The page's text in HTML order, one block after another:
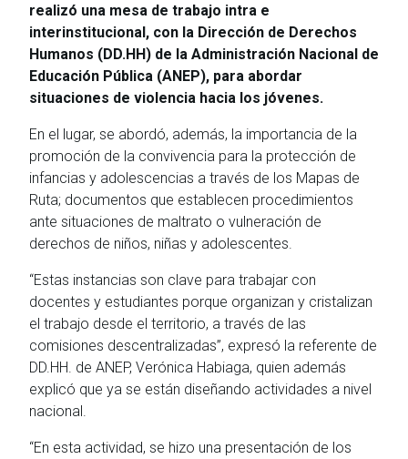
realizó una mesa de trabajo intra e
interinstitucional, con la Dirección de Derechos
Humanos (DD.HH) de la Administración Nacional de
Educación Pública (ANEP), para abordar
situaciones de violencia hacia los jóvenes.
En el lugar, se abordó, además, la importancia de la
promoción de la convivencia para la protección de
infancias y adolescencias a través de los Mapas de
Ruta; documentos que establecen procedimientos
ante situaciones de maltrato o vulneración de
derechos de niños, niñas y adolescentes.
“Estas instancias son clave para trabajar con
docentes y estudiantes porque organizan y cristalizan
el trabajo desde el territorio, a través de las
comisiones descentralizadas”, expresó la referente de
DD.HH. de ANEP, Verónica Habiaga, quien además
explicó que ya se están diseñando actividades a nivel
nacional.
“En esta actividad, se hizo una presentación de los